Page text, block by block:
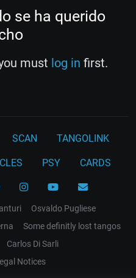
se ha querido
must log in first.
SCAN TANGOLINK
PSY CARDS
Osvaldo Pugliese
Some definitly lost tangos
Carlos Di Sarli
Notices